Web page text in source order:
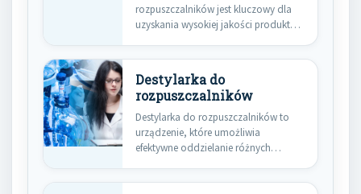
rozpuszczalników jest kluczowy dla
uzyskania wysokiej jakości produktów
Destylarka do
rozpuszczalników
Destylarka do rozpuszczalników to
urządzenie, które umożliwia
efektywne oddzielanie różnych